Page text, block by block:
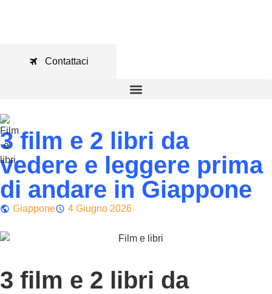
Contattaci
3 film e 2 libri da
vedere e leggere prima
di andare in Giappone
Giappone 4 Giugno 2026
3 film e 2 libri da